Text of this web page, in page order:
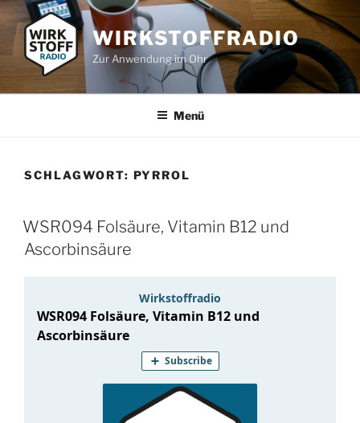
Zum
Inhalt
springen
WIRKSTOFFRADIO
Zur Anwendung im Ohr
Menü
SCHLAGWORT: PYRROL
WSR094 Folsäure, Vitamin B12 und
Ascorbinsäure